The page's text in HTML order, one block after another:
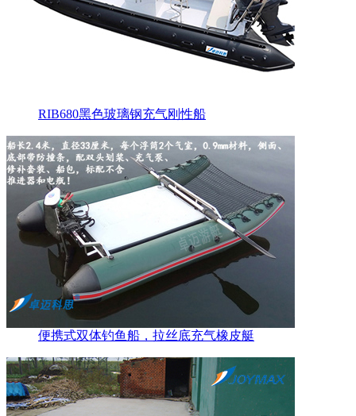
RIB680黑色玻璃钢充气刚性船
便携式双体钓鱼船，拉丝底充气橡皮艇